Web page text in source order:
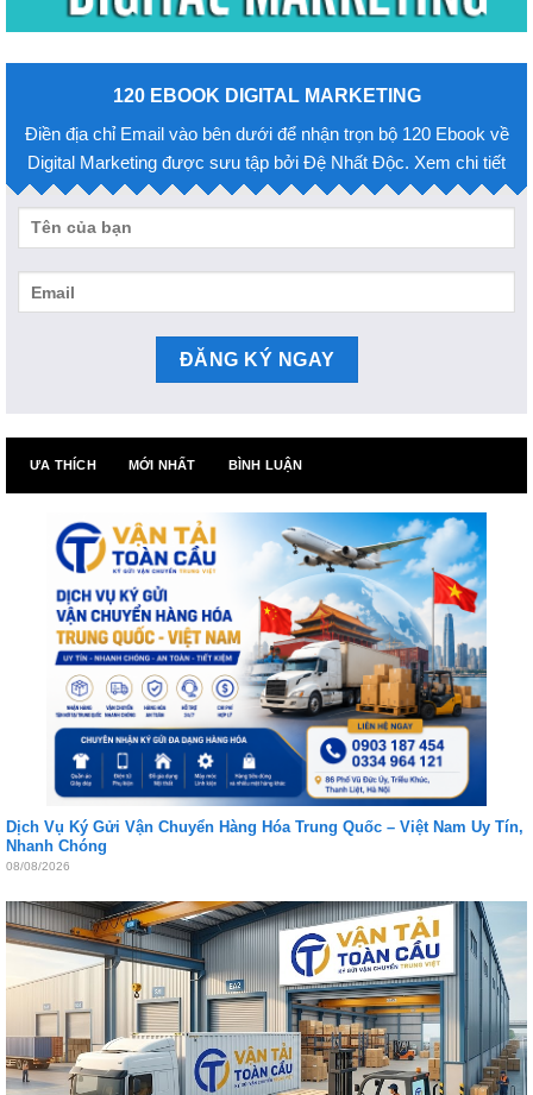
120 EBOOK DIGITAL MARKETING
Điền địa chỉ Email vào bên dưới để nhận trọn bộ 120 Ebook về
Digital Marketing được sưu tập bởi Đệ Nhất Độc. Xem chi tiết
ƯA THÍCH MỚI NHẤT BÌNH LUẬN
Dịch Vụ Ký Gửi Vận Chuyển Hàng Hóa Trung Quốc – Việt Nam Uy Tín,
Nhanh Chóng
08/08/2026